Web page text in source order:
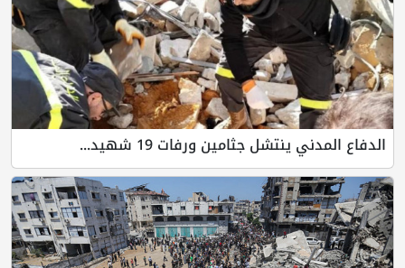
الدفاع المدني ينتشل جثامين ورفات 19 شهيد...